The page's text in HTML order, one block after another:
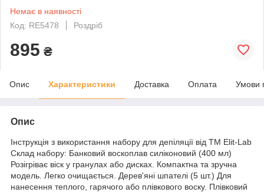
Немає в наявності
Код: RE5478
Роздріб
895 ₴
Опис Характеристики Доставка Оплата Умови
Опис
Інструкція з використання набору для депіляції від ТМ Elit-Lab
Склад набору: Банковий воскоплав силіконовий (400 мл)
Розігріває віск у гранулах або дисках. Компактна та зручна
модель. Легко очищається. Дерев'яні шпателі (5 шт.) Для
нанесення теплого, гарячого або плівкового воску. Плівковий